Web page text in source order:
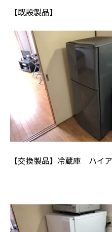
【既設製品】
【交換製品】冷蔵庫 ハイ